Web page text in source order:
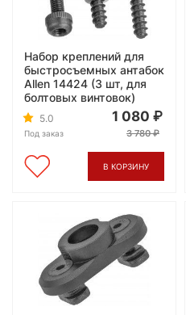
Набор креплений для
быстросъемных антабок
Allen 14424 (3 шт, для
болтовых винтовок)
5.0
Под заказ
1 080
3 780
В КОРЗИНУ